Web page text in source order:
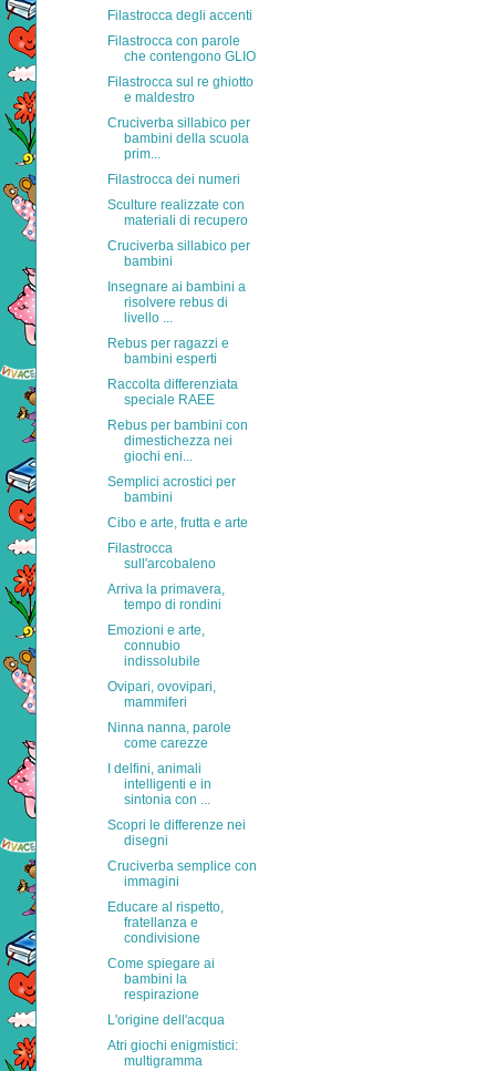
Filastrocca degli accenti
Filastrocca con parole
che contengono GLIO
Filastrocca sul re ghiotto
e maldestro
Cruciverba sillabico per
bambini della scuola
prim...
Filastrocca dei numeri
Sculture realizzate con
materiali di recupero
Cruciverba sillabico per
bambini
Insegnare ai bambini a
risolvere rebus di
livello ...
Rebus per ragazzi e
bambini esperti
Raccolta differenziata
speciale RAEE
Rebus per bambini con
dimestichezza nei
giochi eni...
Semplici acrostici per
bambini
Cibo e arte, frutta e arte
Filastrocca
sull'arcobaleno
Arriva la primavera,
tempo di rondini
Emozioni e arte,
connubio
indissolubile
Ovipari, ovovipari,
mammiferi
Ninna nanna, parole
come carezze
I delfini, animali
intelligenti e in
sintonia con ...
Scopri le differenze nei
disegni
Cruciverba semplice con
immagini
Educare al rispetto,
fratellanza e
condivisione
Come spiegare ai
bambini la
respirazione
L'origine dell'acqua
Atri giochi enigmistici:
multigramma